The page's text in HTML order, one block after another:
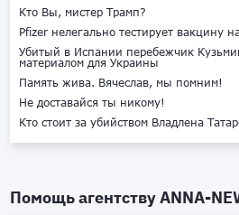
Кто Вы, мистер Трамп?
Pfizer нелегально тестирует вакцину
Убитый в Испании перебежчик
материалом для Украины
Память жива. Вячеслав, мы помним!
Не доставайся ты никому!
Кто стоит за убийством Владлена
Помощь агентствуANNA-